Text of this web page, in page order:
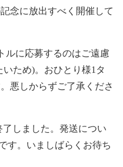
念に放出すべく開催して
ルに応募するのはご遠慮
ため)。おひとり様1タ
悪しからずご了承くださ
しました。発送につい
す。いましばらくお待ち